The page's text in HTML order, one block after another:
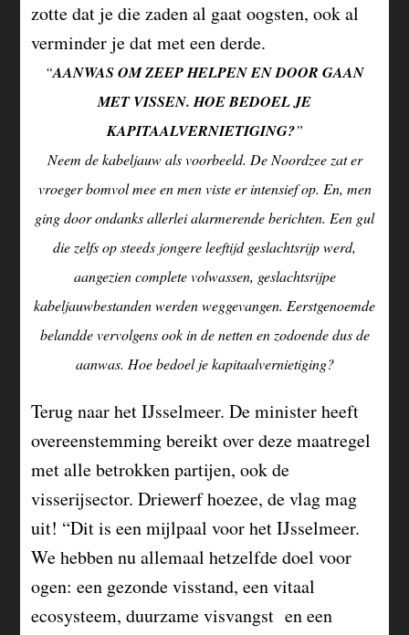
zotte dat je die zaden al gaat oogsten, ook al
verminder je dat met een derde.
“AANWAS OM ZEEP HELPEN EN DOOR GAAN
MET VISSEN. HOE BEDOEL JE
KAPITAALVERNIETIGING?”
Neem de kabeljauw als voorbeeld. De Noordzee zat er
vroeger bomvol mee en men viste er intensief op. En, men
ging door ondanks allerlei alarmerende berichten. Een gul
die zelfs op steeds jongere leeftijd geslachtsrijp werd,
aangezien complete volwassen, geslachtsrijpe
kabeljauwbestanden werden weggevangen. Eerstgenoemde
belandde vervolgens ook in de netten en zodoende dus de
aanwas. Hoe bedoel je kapitaalvernietiging?
Terug naar het IJsselmeer. De minister heeft
overeenstemming bereikt over deze maatregel
met alle betrokken partijen, ook de
visserijsector. Driewerf hoezee, de vlag mag
uit! “Dit is een mijlpaal voor het IJsselmeer.
We hebben nu allemaal hetzelfde doel voor
ogen: een gezonde visstand, een vitaal
ecosysteem, duurzame visvangst en een